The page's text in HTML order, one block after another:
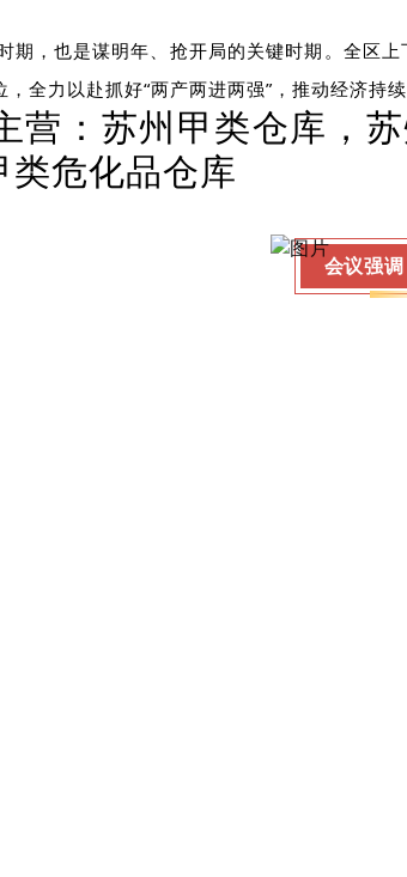
，也是谋明年、抢开局的关键时期。全区
全力以赴抓好“两产两进两强”，推动经济持
营：苏州甲类仓库，
危化品仓库
会议强调